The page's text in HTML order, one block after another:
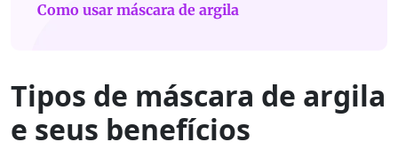
Como usar máscara de argila
Tipos de máscara de argila
e seus benefícios